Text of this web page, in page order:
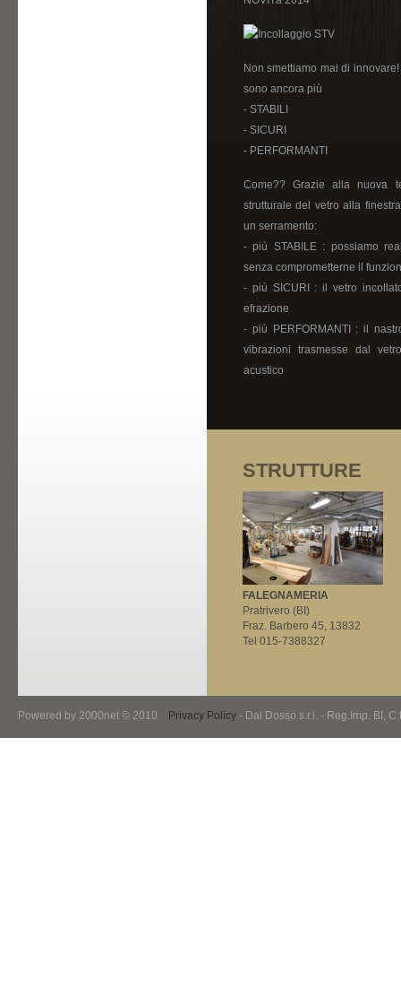
Non smettiamo mai di
sono ancora più
- STABILI
- SICURI
- PERFORMANTI
Come?? Grazie alla nuova
strutturale del vetro alla
un serramento:
- più STABILE : possiamo
senza comprometterne il
- più SICURI : il vetro
efrazione
- più PERFORMANTI : il
vibrazioni trasmesse dal
acustico
STRUTTURE
FALEGNAMERIA
Pratrivero (BI)
Fraz. Barbero 45, 13832
Tel 015-7388327
Powered by 2000net © 2010 Privacy Policy - Dal Dosso s.r.l. - Reg.Imp. BI,